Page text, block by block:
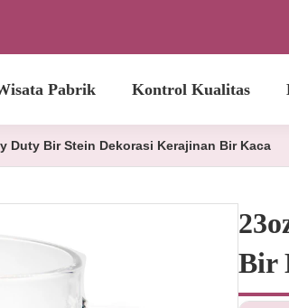
Pabrik Kontrol Kualitas
Duty Bir Stein Dekorasi Kerajinan Bir Kaca
Bir